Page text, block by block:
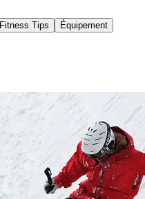
Fitness Tips
Équipement